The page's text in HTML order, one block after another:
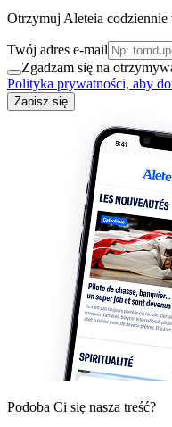
Otrzymuj Aleteia
Twój adres e-mail
Zgadzam się na
Polityka prywatności, aby
Zapisz się
Podoba Ci się nasza treść?